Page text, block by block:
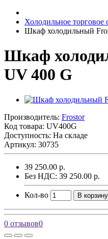
Холодильное торговое
Шкаф холодильный
Шкаф
UV 400 G
Производитель: Frostor
Код товара: UV400G
Доступность: На складе
Артикул: 30735
39 250.00 р.
Без НДС: 39 250.00 р.
Кол-во В корзину
0 отзывов0